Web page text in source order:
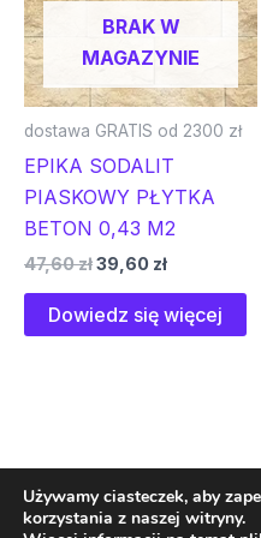
BRAK W
MAGAZYNIE
dostawa GRATIS od 2300 zł
EPIKA SODALIT
PIASKOWY PŁYTKA
BETON 0,43 M2
47,60zł39,60 zł
Dowiedz się więcej
Używamy ciasteczek, aby
korzystania z naszej witryny.